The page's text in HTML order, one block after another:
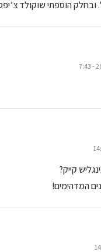
ובחלק הוספתי שוקולד
קייק?
המדהימים!